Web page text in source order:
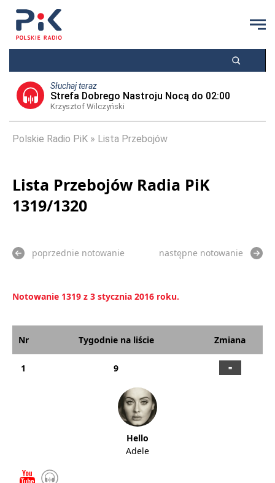
Słuchaj teraz
Strefa Dobrego Nastroju Nocą do 02:00
Krzysztof Wilczyński
Polskie Radio PiK Lista Przebojów
Lista Przebojów Radia PiK
1319/1320
poprzednie notowanie następne notowanie
Notowanie 1319 z 3 stycznia 2016 roku.
Nr Tygodnie na liście Zmiana
1 9
Hello
Adele